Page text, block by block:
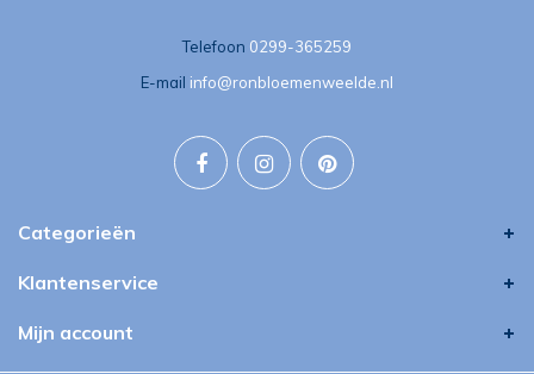
Telefoon 0299-365259
E-mail info@ronbloemenweelde.nl
Categorieën
Klantenservice
Mijn account